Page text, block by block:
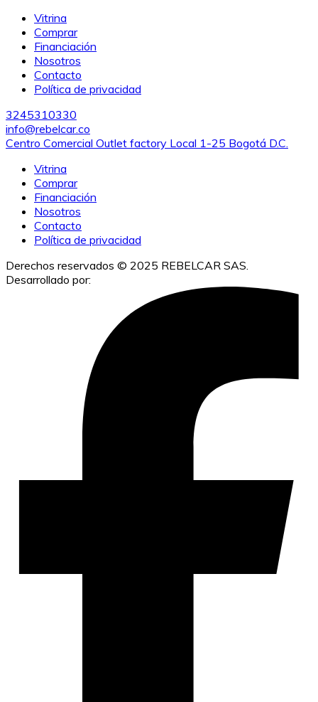
Vitrina
Comprar
Financiación
Nosotros
Contacto
Política de privacidad
3245310330
info@rebelcar.co
Centro Comercial Outlet factory Local 1-25 Bogotá D.C.
Vitrina
Comprar
Financiación
Nosotros
Contacto
Política de privacidad
Derechos reservados © 2025 REBELCAR SAS.
Desarrollado por: